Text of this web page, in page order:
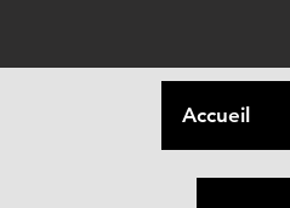
Accueil